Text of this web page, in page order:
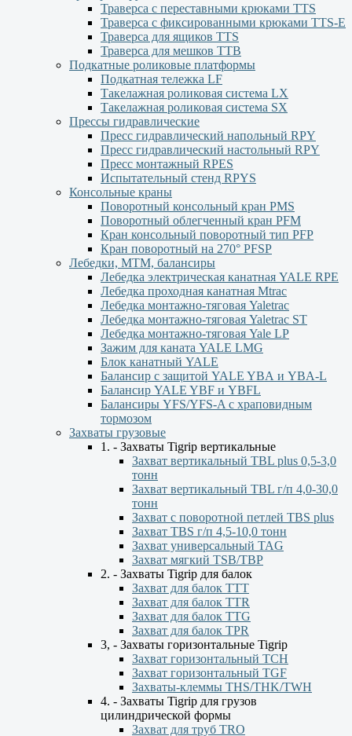
Траверса с переставными крюками TTS
Траверса с фиксированными крюками TTS-Е
Траверса для ящиков ТТS
Траверса для мешков ТТВ
Подкатные роликовые платформы
Подкатная тележка LF
Такелажная роликовая система LX
Такелажная роликовая система SX
Прессы гидравлические
Пресс гидравлический напольный RPY
Пресс гидравлический настольный RPY
Пресс монтажный RPES
Испытательный стенд RPYS
Консольные краны
Поворотный консольный кран PMS
Поворотный облегченный кран PFM
Кран консольный поворотный тип PFP
Кран поворотный на 270° PFSP
Лебедки, МТМ, балансиры
Лебедка электрическая канатная YALE RPE
Лебедка проходная канатная Mtrac
Лебедка монтажно-тяговая Yaletrac
Лебедка монтажно-тяговая Yaletrac ST
Лебедка монтажно-тяговая Yale LP
Зажим для каната YALE LMG
Блок канатный YALE
Балансир с защитой YALE YBА и YBА-L
Балансир YALE YBF и YBFL
Балансиры YFS/YFS-A с храповидным
тормозом
Захваты грузовые
1. - Захваты Tigrip вертикальные
Захват вертикальный TBL plus 0,5-3,0
тонн
Захват вертикальный TBL г/п 4,0-30,0
тонн
Захват с поворотной петлей TBS plus
Захват TBS г/п 4,5-10,0 тонн
Захват универсальный TAG
Захват мягкий TSB/TBP
2. - Захваты Tigrip для балок
Захват для балок ТТТ
Захват для балок TTR
Захват для балок TTG
Захват для балок TPR
3, - Захваты горизонтальные Tigrip
Захват горизонтальный ТСН
Захват горизонтальный ТGF
Захваты-клеммы THS/THK/TWH
4. - Захваты Tigrip для грузов
цилиндрической формы
Захват для труб TRO